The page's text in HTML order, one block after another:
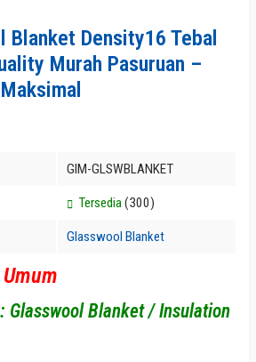
Blanket Density16 Tebal
Murah Pasuruan –
GIM-GLSWBLANKET
Tersedia (300)
Glasswool Blanket
: Glasswool Blanket / Insulation